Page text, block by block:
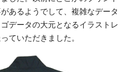
あるようでして、複雑なデータ
データの大元となるイラストレ
ていただきました。